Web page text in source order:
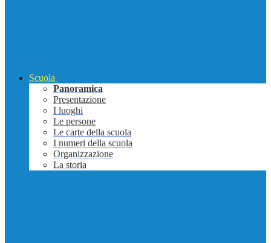
Scuola
Panoramica
Presentazione
I luoghi
Le persone
Le carte della scuola
I numeri della scuola
Organizzazione
La storia